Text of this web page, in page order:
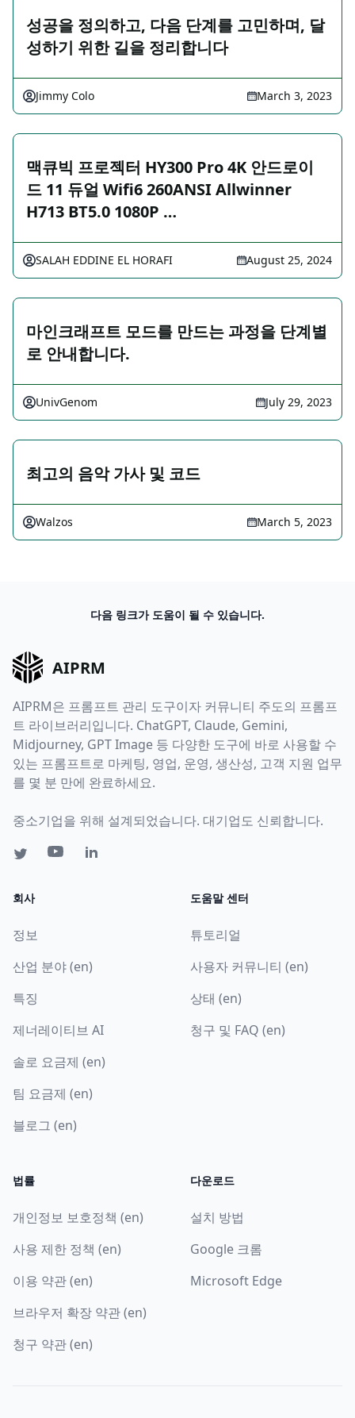
성공을 정의하고, 다음 단계를 고민하며, 달
성하기 위한 길을 정리합니다
Jimmy Colo March 3, 2023
맥큐빅 프로젝터 HY300 Pro 4K 안드로이
드 11 듀얼 Wifi6 260ANSI Allwinner
H713 BT5.0 1080P …
SALAH EDDINE EL HORAFI August 25, 2024
마인크래프트 모드를 만드는 과정을 단계별
로 안내합니다.
UnivGenom July 29, 2023
최고의 음악 가사 및 코드
Walzos March 5, 2023
다음 링크가 도움이 될 수 있습니다.
AIPRM
AIPRM은 프롬프트 관리 도구이자 커뮤니티 주도의 프롬프
트 라이브러리입니다. ChatGPT, Claude, Gemini,
Midjourney, GPT Image 등 다양한 도구에 바로 사용할 수
있는 프롬프트로 마케팅, 영업, 운영, 생산성, 고객 지원 업무
를 몇 분 만에 완료하세요.
중소기업을 위해 설계되었습니다. 대기업도 신뢰합니다.
회사
정보
산업 분야 (en)
특징
제너레이티브 AI
솔로 요금제 (en)
팀 요금제 (en)
블로그 (en)
도움말 센터
튜토리얼
사용자 커뮤니티 (en)
상태 (en)
청구 및 FAQ (en)
법률
개인정보 보호정책 (en)
사용 제한 정책 (en)
이용 약관 (en)
브라우저 확장 약관 (en)
청구 약관 (en)
다운로드
설치 방법
Google 크롬
Microsoft Edge